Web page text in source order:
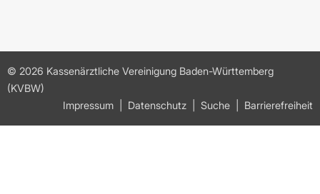
© 2026 Kassenärztliche Vereinigung Baden-Württemberg
(KVBW)
Impressum
Datenschutz Suche Barrierefreiheit